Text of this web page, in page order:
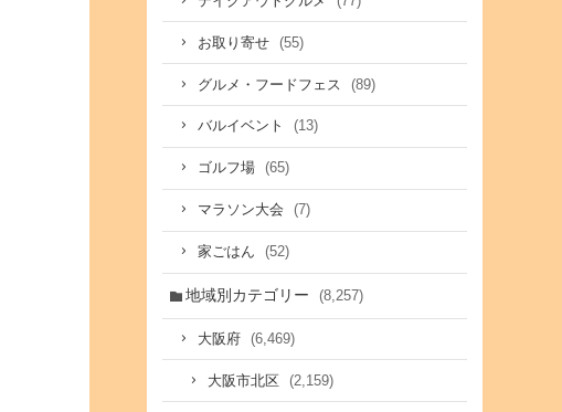
お取り寄せ (55)
グルメ・フードフェス (89)
バルイベント (13)
ゴルフ場 (65)
マラソン大会 (7)
家ごはん (52)
地域別カテゴリー (8,257)
大阪府 (6,469)
大阪市北区 (2,159)